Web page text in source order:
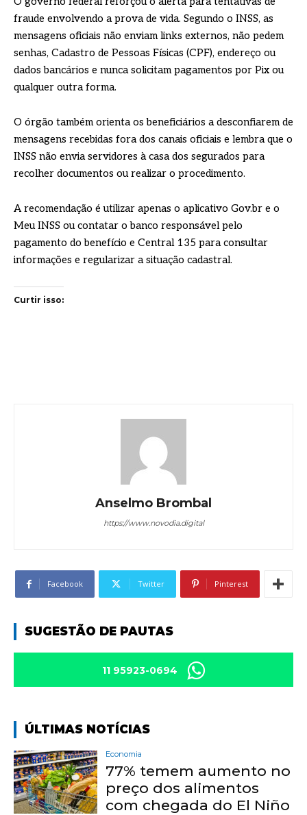
fraude envolvendo a prova de vida. Segundo o INSS, as
mensagens oficiais não enviam links externos, não pedem
senhas, Cadastro de Pessoas Físicas (CPF), endereço ou
dados bancários e nunca solicitam pagamentos por Pix ou
qualquer outra forma.
O órgão também orienta os beneficiários a desconfiarem de
mensagens recebidas fora dos canais oficiais e lembra que o
INSS não envia servidores à casa dos segurados para
recolher documentos ou realizar o procedimento.
A recomendação é utilizar apenas o aplicativo Gov.br e o
Meu INSS ou contatar o banco responsável pelo
pagamento do benefício e Central 135 para consultar
informações e regularizar a situação cadastral.
Curtir isso:
Anselmo Brombal
https://www.novodia.digital
Facebook Twitter Pinterest
SUGESTÃO DE PAUTAS
11 95923-0694
ÚLTIMAS NOTÍCIAS
Economia
77% temem aumento no
preço dos alimentos
com chegada do El Niño